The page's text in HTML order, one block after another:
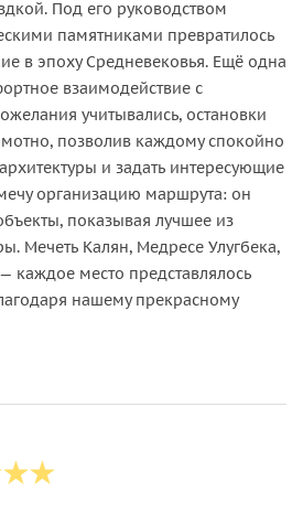
Под его руководством
памятниками превратилось
в эпоху Средневековья. Ещё одна
взаимодействие с
учитывались, остановки
позволив каждому спокойно
и задать интересующие
организацию маршрута: он
показывая лучшее из
Мечеть Калян, Медресе Улугбека,
каждое место представлялось
нашему прекрасному